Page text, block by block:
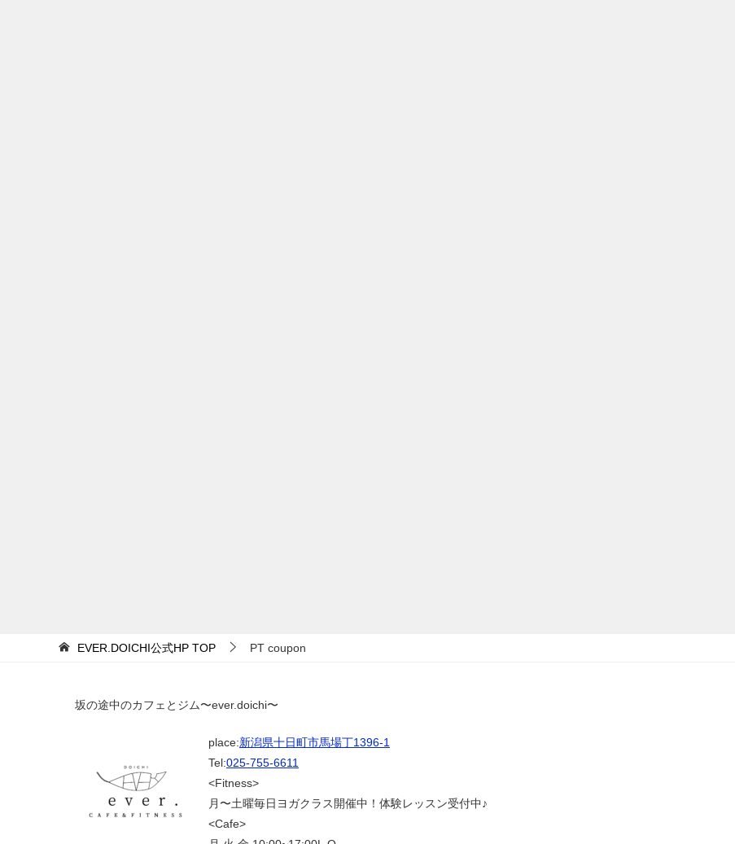
EVER.DOICHI公式HP TOP PT coupon
坂の途中のカフェとジム〜ever.doichi〜
place:新潟県十日町市馬場丁1396-1
Tel:025-755-6611
<Fitness>
月〜土曜毎日ヨガクラス開催中！体験レッスン受付中♪
<Cafe>